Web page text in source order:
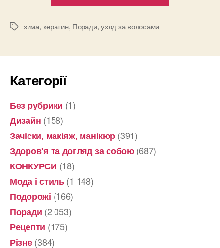
в
Позначки
зима, кератин, Поради,уход за волосами
Категорії
Без рубрики (1)
Дизайн (158)
Зачіски, макіяж, манікюр(391)
Здоров'я та догляд за собою(687)
КОНКУРСИ (18)
Мода і стиль(1 148)
Подорожі (166)
Поради (2 053)
Рецепти (175)
Різне(384)